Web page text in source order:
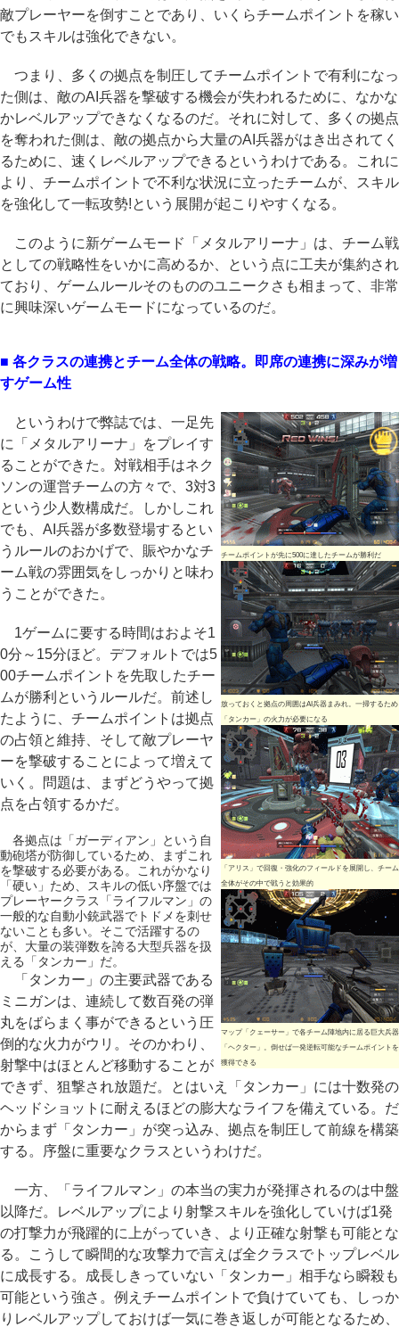
敵プレーヤーを倒すことであり、いくらチームポイントを稼い
でもスキルは強化できない。
つまり、多くの拠点を制圧してチームポイントで有利になっ
た側は、敵のAI兵器を撃破する機会が失われるために、なかな
かレベルアップできなくなるのだ。それに対して、多くの拠点
を奪われた側は、敵の拠点から大量のAI兵器がはき出されてく
るために、速くレベルアップできるというわけである。これに
より、チームポイントで不利な状況に立ったチームが、スキル
を強化して一転攻勢!という展開が起こりやすくなる。
このように新ゲームモード「メタルアリーナ」は、チーム戦
としての戦略性をいかに高めるか、という点に工夫が集約され
ており、ゲームルールそのもののユニークさも相まって、非常
に興味深いゲームモードになっているのだ。
■ 各クラスの連携とチーム全体の戦略。即席の連携に深みが増
すゲーム性
チームポイントが先に500に達したチームが勝利だ
放っておくと拠点の周囲はAI兵器まみれ。一掃するため
「タンカー」の火力が必要になる
「アリス」で回復・強化のフィールドを展開し、チーム
全体がその中で戦うと効果的
マップ「クェーサー」で各チーム陣地内に居る巨大兵器
「ヘクター」。倒せば一発逆転可能なチームポイントを
獲得できる
というわけで弊誌では、一足先
に「メタルアリーナ」をプレイす
ることができた。対戦相手はネク
ソンの運営チームの方々で、3対3
という少人数構成だ。しかしこれ
でも、AI兵器が多数登場するとい
うルールのおかげで、賑やかなチ
ーム戦の雰囲気をしっかりと味わ
うことができた。
1ゲームに要する時間はおよそ1
0分～15分ほど。デフォルトでは5
00チームポイントを先取したチー
ムが勝利というルールだ。前述し
たように、チームポイントは拠点
の占領と維持、そして敵プレーヤ
ーを撃破することによって増えて
いく。問題は、まずどうやって拠
点を占領するかだ。
各拠点は「ガーディアン」という自
動砲塔が防御しているため、まずこれ
を撃破する必要がある。これがかなり
「硬い」ため、スキルの低い序盤では
プレーヤークラス「ライフルマン」の
一般的な自動小銃武器でトドメを刺せ
ないことも多い。そこで活躍するの
が、大量の装弾数を誇る大型兵器を扱
える「タンカー」だ。
「タンカー」の主要武器である
ミニガンは、連続して数百発の弾
丸をばらまく事ができるという圧
倒的な火力がウリ。そのかわり、
射撃中はほとんど移動することが
できず、狙撃され放題だ。とはいえ「タンカー」には十数発の
ヘッドショットに耐えるほどの膨大なライフを備えている。だ
からまず「タンカー」が突っ込み、拠点を制圧して前線を構築
する。序盤に重要なクラスというわけだ。
一方、「ライフルマン」の本当の実力が発揮されるのは中盤
以降だ。レベルアップにより射撃スキルを強化していけば1発
の打撃力が飛躍的に上がっていき、より正確な射撃も可能とな
る。こうして瞬間的な攻撃力で言えば全クラスでトップレベル
に成長する。成長しきっていない「タンカー」相手なら瞬殺も
可能という強さ。例えチームポイントで負けていても、しっか
りレベルアップしておけば一気に巻き返しが可能となるため、